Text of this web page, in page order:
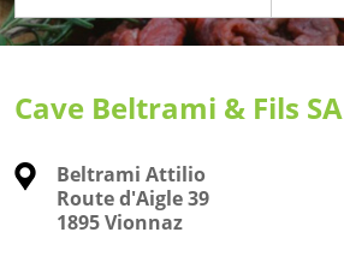
Cave Beltrami & Fils SA
Beltrami Attilio
Route d'Aigle 39
1895 Vionnaz